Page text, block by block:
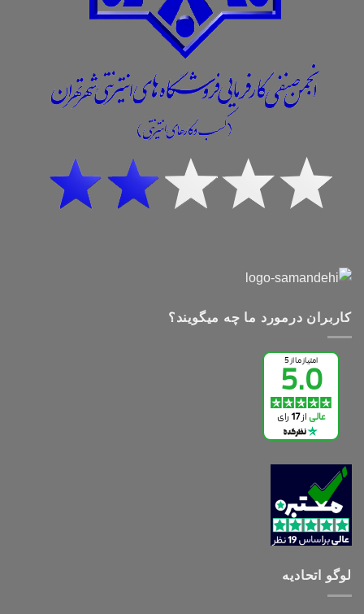
کاربران درمورد ما چه میگویند؟
لوگو اتحادیه